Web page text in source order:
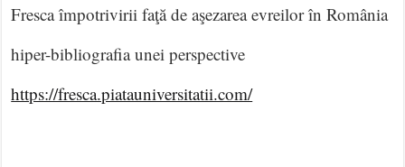
Fresca împotrivirii faţă de aşezarea evreilor în România
hiper-bibliografia unei perspective
https://fresca.piatauniversitatii.com/